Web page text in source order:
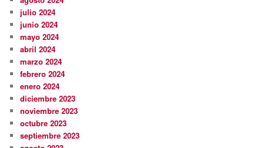
julio 2024
junio 2024
mayo 2024
abril 2024
marzo 2024
febrero 2024
enero 2024
diciembre 2023
noviembre 2023
octubre 2023
septiembre 2023